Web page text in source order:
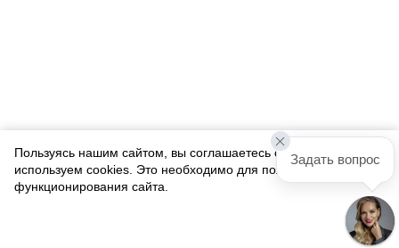
Пользуясь нашим сайтом, вы соглашаетесь с тем, что мы
используем cookies. Это необходимо для полноценного
функционирования сайта.
Задать вопрос